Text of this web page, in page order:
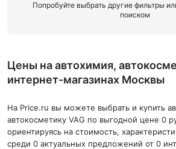
Попробуйте выбрать другие фильтры
поиском
Цены на автохимия,
интернет-магазинах Москвы
На Price.ru вы можете выбрать и купить
автокосметику VAG по выгодной цене 0
ориентируясь на стоимость,
среди 0 актуальных предложений от 0